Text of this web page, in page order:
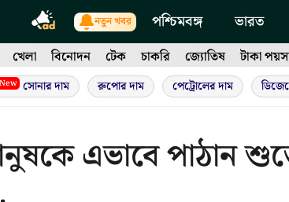
নতুন খবর পশ্চিমবঙ্গ ভারত
খেলা বিনোদন টেক চাকরি জ্যোতিষ টাকা
New সোনার দাম রুপোর দাম পেট্রোলের দাম
এভাবে পাঠান